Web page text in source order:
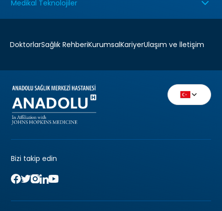
Medikal Teknolojiler
DoktorlarSağlık RehberiKurumsalKariyerUlaşım ve İletişim
Bizi takip edin